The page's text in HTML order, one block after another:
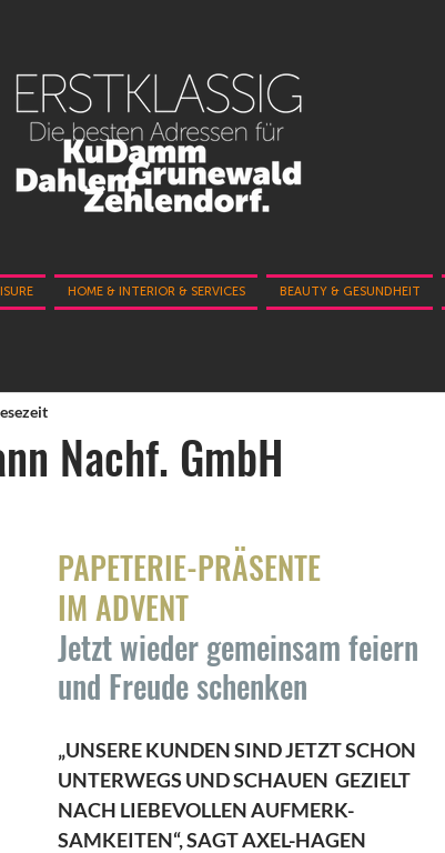
HOME & INTERIOR & SERVICES BEAUTY & GESUNDHEIT
Nachf. GmbH
PAPETERIE-PRÄSENTE
IM ADVENT
Jetzt wieder gemeinsam feiern
und Freude schenken
„UNSERE KUNDEN SIND JETZT SCHON
UNTERWEGS UND SCHAUEN  GEZIELT
NACH LIEBEVOLLEN AUFMERK-
SAMKEITEN“, SAGT AXEL-HAGEN